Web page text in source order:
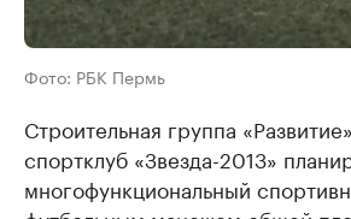
Фото: РБК Пермь
Строительная группа
спортклуб «Звезда-2013»
многофункциональный